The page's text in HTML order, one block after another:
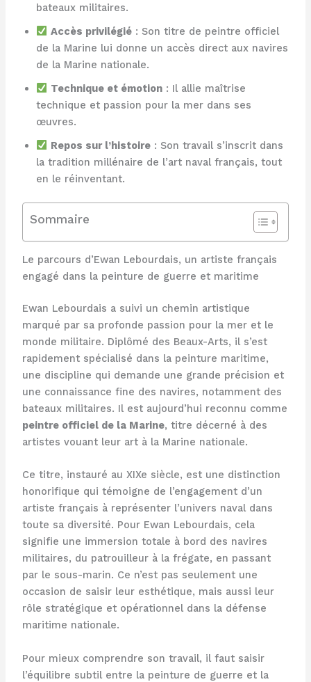
bateaux militaires.
Accès privilégié : Son titre de peintre officiel
de la Marine lui donne un accès direct aux navires
de la Marine nationale.
Technique et émotion : Il allie maîtrise
technique et passion pour la mer dans ses
œuvres.
Repos sur l’histoire : Son travail s’inscrit dans
la tradition millénaire de l’art naval français, tout
en le réinventant.
Sommaire
Le parcours d’Ewan Lebourdais, un artiste français
engagé dans la peinture de guerre et maritime
Ewan Lebourdais a suivi un chemin artistique
marqué par sa profonde passion pour la mer et le
monde militaire. Diplômé des Beaux-Arts, il s’est
rapidement spécialisé dans la peinture maritime,
une discipline qui demande une grande précision et
une connaissance fine des navires, notamment des
bateaux militaires. Il est aujourd’hui reconnu comme
peintre officiel de la Marine, titre décerné à des
artistes vouant leur art à la Marine nationale.
Ce titre, instauré au XIXe siècle, est une distinction
honorifique qui témoigne de l’engagement d’un
artiste français à représenter l’univers naval dans
toute sa diversité. Pour Ewan Lebourdais, cela
signifie une immersion totale à bord des navires
militaires, du patrouilleur à la frégate, en passant
par le sous-marin. Ce n’est pas seulement une
occasion de saisir leur esthétique, mais aussi leur
rôle stratégique et opérationnel dans la défense
maritime nationale.
Pour mieux comprendre son travail, il faut saisir
l’équilibre subtil entre la peinture de guerre et la